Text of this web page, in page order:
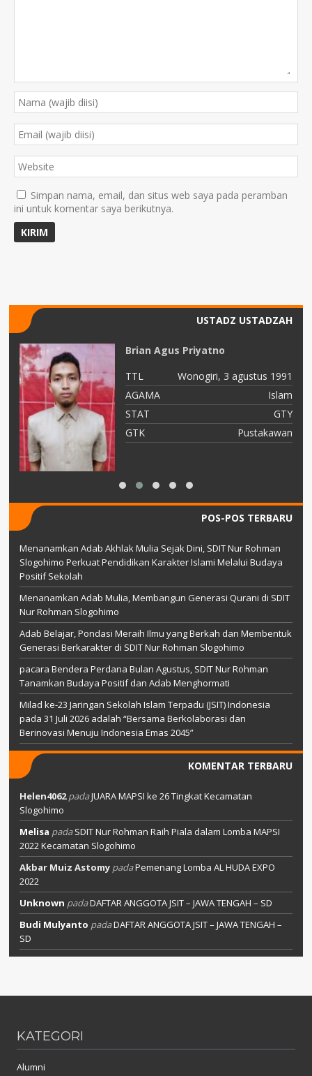
Simpan nama, email, dan situs web saya pada peramban
ini untuk komentar saya berikutnya.
USTADZ USTADZAH
Brian Agus Priyatno
TTL
Wonogiri, 3 agustus 1991
AGAMA
Islam
STAT
GTY
GTK
Pustakawan
POS-POS TERBARU
Menanamkan Adab Akhlak Mulia Sejak Dini, SDIT Nur Rohman
Slogohimo Perkuat Pendidikan Karakter Islami Melalui Budaya
Positif Sekolah
Menanamkan Adab Mulia, Membangun Generasi Qurani di SDIT
Nur Rohman Slogohimo
Adab Belajar, Pondasi Meraih Ilmu yang Berkah dan Membentuk
Generasi Berkarakter di SDIT Nur Rohman Slogohimo
pacara Bendera Perdana Bulan Agustus, SDIT Nur Rohman
Tanamkan Budaya Positif dan Adab Menghormati
Milad ke-23 Jaringan Sekolah Islam Terpadu (JSIT) Indonesia
pada 31 Juli 2026 adalah “Bersama Berkolaborasi dan
Berinovasi Menuju Indonesia Emas 2045”
KOMENTAR TERBARU
Helen4062padaJUARA MAPSI ke 26 Tingkat Kecamatan
Slogohimo
Melisa padaSDIT Nur Rohman Raih Piala dalam Lomba MAPSI
2022 Kecamatan Slogohimo
Akbar Muiz Astomy padaPemenang Lomba AL HUDA EXPO
2022
Unknown padaDAFTAR ANGGOTA JSIT – JAWA TENGAH – SD
Budi Mulyanto padaDAFTAR ANGGOTA JSIT – JAWA TENGAH –
SD
KATEGORI
Alumni